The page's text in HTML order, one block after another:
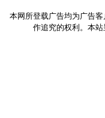
本网所登载广告均为广告
作追究的权利。本